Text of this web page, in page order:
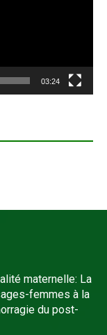
03:24
maternelle: La
femmes à la
du post-